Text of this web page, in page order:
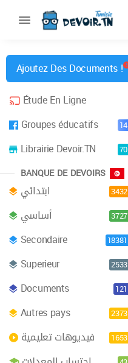
Ajoutez Des Documents !
Étude En Ligne
Groupes éducatifs
14
Librairie Devoir.TN 70
BANQUE DE DEVOIRS
ابتدائي 3432
أساسي 3727
Secondaire 18381
Superieur 2533
Documents 121
Autres pays 2373
فيديوهات تعليمية 1653